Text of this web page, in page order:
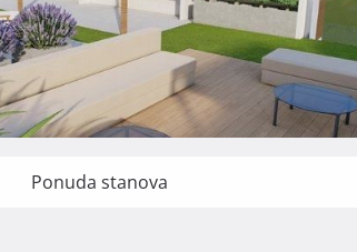
Ponuda stanova